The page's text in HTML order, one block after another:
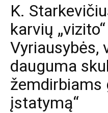
K.
karvių
Vyriausybės,
dauguma
žemdirbiams
įstatymą“